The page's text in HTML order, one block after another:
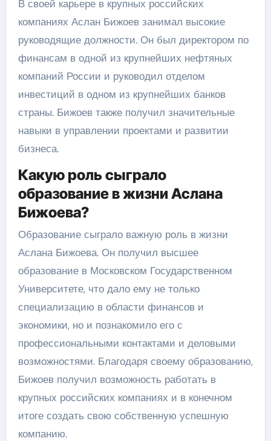
В своей карьере в крупных российских
компаниях Аслан Бижоев занимал высокие
руководящие должности. Он был директором по
финансам в одной из крупнейших нефтяных
компаний России и руководил отделом
инвестиций в одном из крупнейших банков
страны. Бижоев также получил значительные
навыки в управлении проектами и развитии
бизнеса.
Какую роль сыграло
образование в жизни Аслана
Бижоева?
Образование сыграло важную роль в жизни
Аслана Бижоева. Он получил высшее
образование в Московском Государственном
Университете, что дало ему не только
специализацию в области финансов и
экономики, но и познакомило его с
профессиональными контактами и деловыми
возможностями. Благодаря своему образованию,
Бижоев получил возможность работать в
крупных российских компаниях и в конечном
итоге создать свою собственную успешную
компанию.